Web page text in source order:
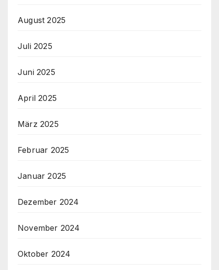
August 2025
Juli 2025
Juni 2025
April 2025
März 2025
Februar 2025
Januar 2025
Dezember 2024
November 2024
Oktober 2024